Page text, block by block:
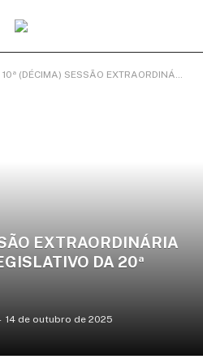
10ª (DÉCIMA) SESSÃO EXTRAORDINÁRIA DO 2º PERÍODO LEGISLATIVO DA 20ª LEGISLATURA.
EXTRAORDINÁRIA
DA 20ª
14 de outubro de 2025